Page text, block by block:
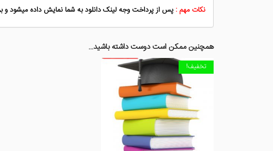
نکات مهم : پس از پرداخت وجه لینک دانلود به شما نمایش داده میشود و
همچنین ممکن است دوست داشته باشید…
تخفیف!